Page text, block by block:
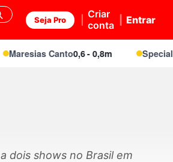
Seja Pro
Criar
conta
Entrar
Canto0,6 - 0,8m Special Point
dois shows no Brasil em